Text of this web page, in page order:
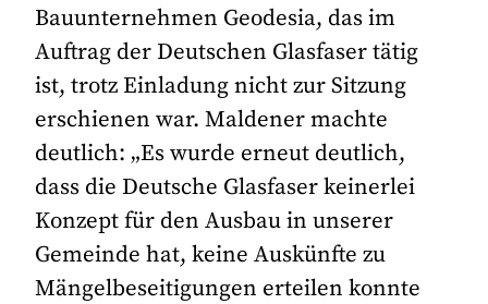
Bauunternehmen Geodesia, das im
Auftrag der Deutschen Glasfaser tätig
ist, trotz Einladung nicht zur Sitzung
erschienen war. Maldener machte
deutlich: „Es wurde erneut deutlich,
dass die Deutsche Glasfaser keinerlei
Konzept für den Ausbau in unserer
Gemeinde hat, keine Auskünfte zu
Mängelbeseitigungen erteilen konnte